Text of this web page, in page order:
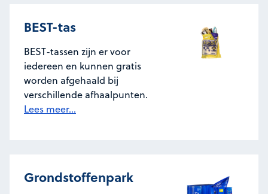
BEST-tas
BEST-tassen zijn er voor
iedereen en kunnen gratis
worden afgehaald bij
verschillende afhaalpunten.
Lees meer...
Grondstoffenpark